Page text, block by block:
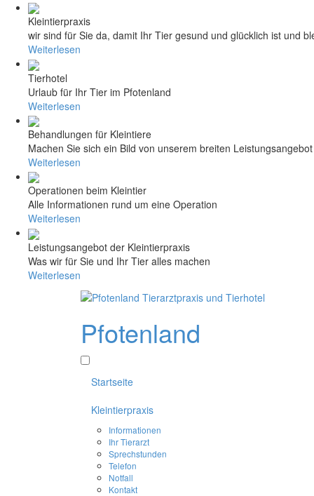
Kleintierpraxis
wir sind für Sie da, damit Ihr Tier gesund und glücklich ist und
Weiterlesen
Tierhotel
Urlaub für Ihr Tier im Pfotenland
Weiterlesen
Behandlungen für Kleintiere
Machen Sie sich ein Bild von unserem breiten Leistungsangebot
Weiterlesen
Operationen beim Kleintier
Alle Informationen rund um eine Operation
Weiterlesen
Leistungsangebot der Kleintierpraxis
Was wir für Sie und Ihr Tier alles machen
Weiterlesen
Pfotenland
Startseite
Kleintierpraxis
Informationen
Ihr Tierarzt
Sprechstunden
Telefon
Notfall
Kontakt